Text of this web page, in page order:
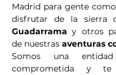
Madrid para gente
disfrutar de la sierra
Guadarrama y otros
de nuestras aventuras
Somos una entidad
comprometida y te